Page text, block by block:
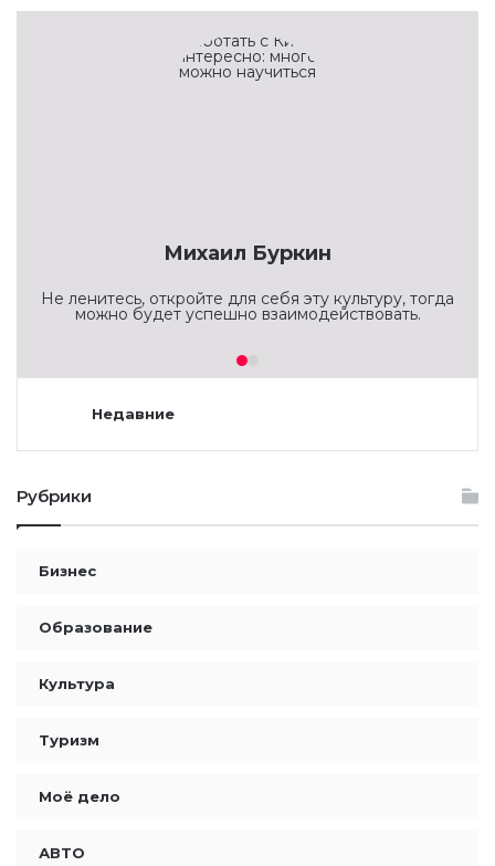
Михаил Буркин
Не ленитесь, откройте для себя эту культуру, тогда
можно будет успешно взаимодействовать.
Недавние
Рубрики
Бизнес
Образование
Культура
Туризм
Моё дело
АВТО